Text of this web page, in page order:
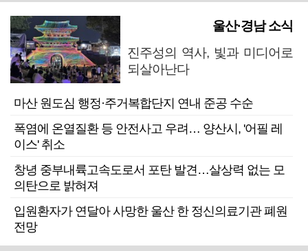
울산·경남 소식
진주성의 역사, 빛과 미디어로
되살아난다
마산 원도심 행정·주거복합단지 연내 준공 수순
폭염에 온열질환 등 안전사고 우려… 양산시, '어필 레
이스' 취소
창녕 중부내륙고속도로서 포탄 발견…살상력 없는 모
의탄으로 밝혀져
입원환자가 연달아 사망한 울산 한 정신의료기관 폐원
전망